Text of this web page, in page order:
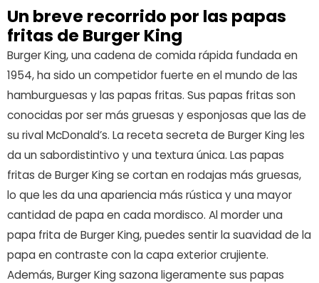
Un breve recorrido por las papas
fritas de Burger King
Burger King, una cadena de comida rápida fundada en
1954, ha sido un competidor fuerte en el mundo de las
hamburguesas y las papas fritas. Sus papas fritas son
conocidas por ser más gruesas y esponjosas que las de
su rival McDonald’s. La receta secreta de Burger King les
da un sabordistintivo y una textura única. Las papas
fritas de Burger King se cortan en rodajas más gruesas,
lo que les da una apariencia más rústica y una mayor
cantidad de papa en cada mordisco. Al morder una
papa frita de Burger King, puedes sentir la suavidad de la
papa en contraste con la capa exterior crujiente.
Además, Burger King sazona ligeramente sus papas